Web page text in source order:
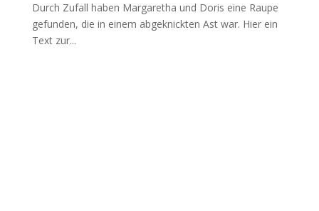
Durch Zufall haben Margaretha und Doris eine Raupe
gefunden, die in einem abgeknickten Ast war. Hier ein
Text zur...